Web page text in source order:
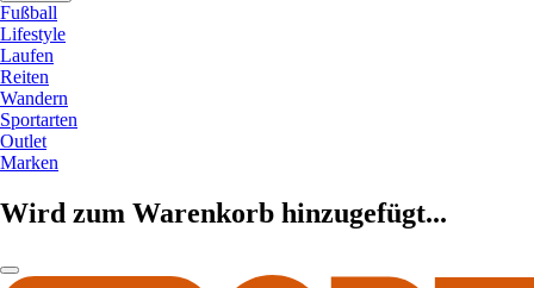
Fußball
Lifestyle
Laufen
Reiten
Wandern
Sportarten
Outlet
Marken
Wird zum Warenkorb hinzugefügt...